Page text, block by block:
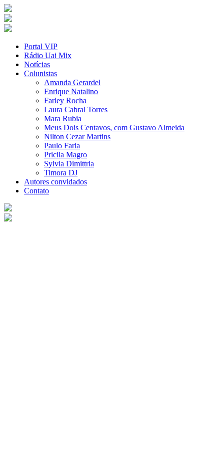
Portal VIP
Rádio Uai Mix
Notícias
Colunistas
Amanda Gerardel
Enrique Natalino
Farley Rocha
Laura Cabral Torres
Mara Rubia
Meus Dois Centavos, com Gustavo Almeida
Nilton Cezar Martins
Paulo Faria
Pricila Magro
Sylvia Dimittria
Timora DJ
Autores convidados
Contato